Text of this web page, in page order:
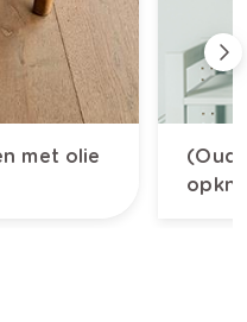
met olie